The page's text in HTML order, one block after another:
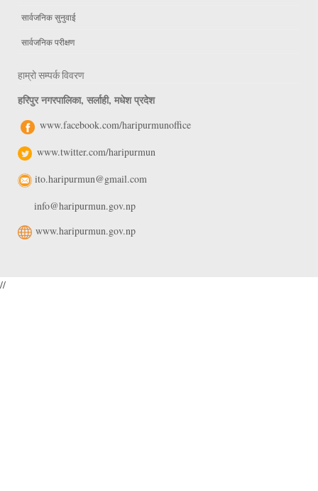
सार्वजनिक सुनुवाई
सार्वजनिक परीक्षण
हाम्रो सम्पर्क विवरण
हरिपुर नगरपालिका, सर्लाही, मधेश प्रदेश
www.facebook.com/haripurmunoffice
www.twitter.com/haripurmun
ito.haripurmun@gmail.com
info@haripurmun.gov.np
www.haripurmun.gov.np
//